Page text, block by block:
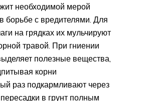
необходимой мерой
борьбе с вредителями. Для
на грядках их мульчируют
травой. При гниении
полезные вещества,
корни
раз подкармливают через
в грунт полным